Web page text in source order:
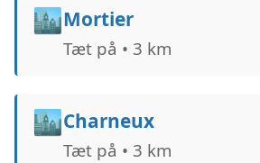
🏙️Mortier
Tæt på • 3 km
🏙️Charneux
Tæt på • 3 km